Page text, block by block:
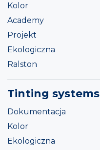
Kolor
Academy
Projekt
Ekologiczna
Ralston
Tinting systems
Dokumentacja
Kolor
Ekologiczna